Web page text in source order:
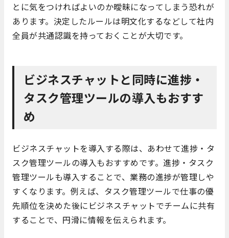
とに気をつければよいのか曖昧になってしまう恐れが
あります。決定したルールは明文化するなどして社内
全員が共通認識を持っておくことが大切です。
ビジネスチャットと同時に進捗・
タスク管理ツールの導入もおすす
め
ビジネスチャットを導入する際は、あわせて進捗・タ
スク管理ツールの導入もおすすめです。進捗・タスク
管理ツールも導入することで、業務の進捗が管理しや
すくなります。例えば、タスク管理ツールで仕事の優
先順位を決めた後にビジネスチャットでチームに共有
することで、円滑に情報を伝えられます。